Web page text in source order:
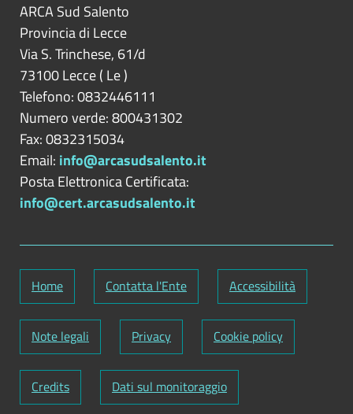
ARCA Sud Salento
Provincia di Lecce
Via S. Trinchese, 61/d
73100Lecce( Le)
Telefono: 0832446111
Numero verde: 800431302
Fax: 0832315034
Email: info@arcasudsalento.it
Posta Elettronica Certificata:
info@cert.arcasudsalento.it
Home Contatta l'Ente Accessibilità
Note legali Privacy Cookie policy
Credits Dati sul monitoraggio